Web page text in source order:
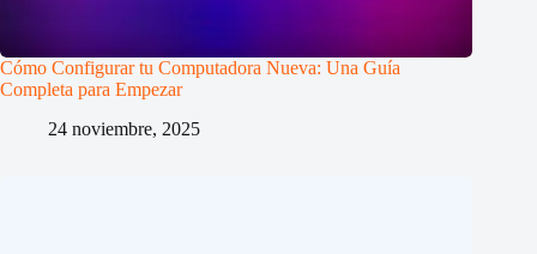
Cómo Configurar tu Computadora Nueva: Una Guía
Completa para Empezar
24 noviembre, 2025